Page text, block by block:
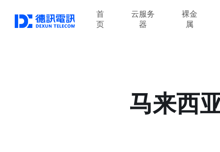
首
页
云服务
器
裸金
属
马来西